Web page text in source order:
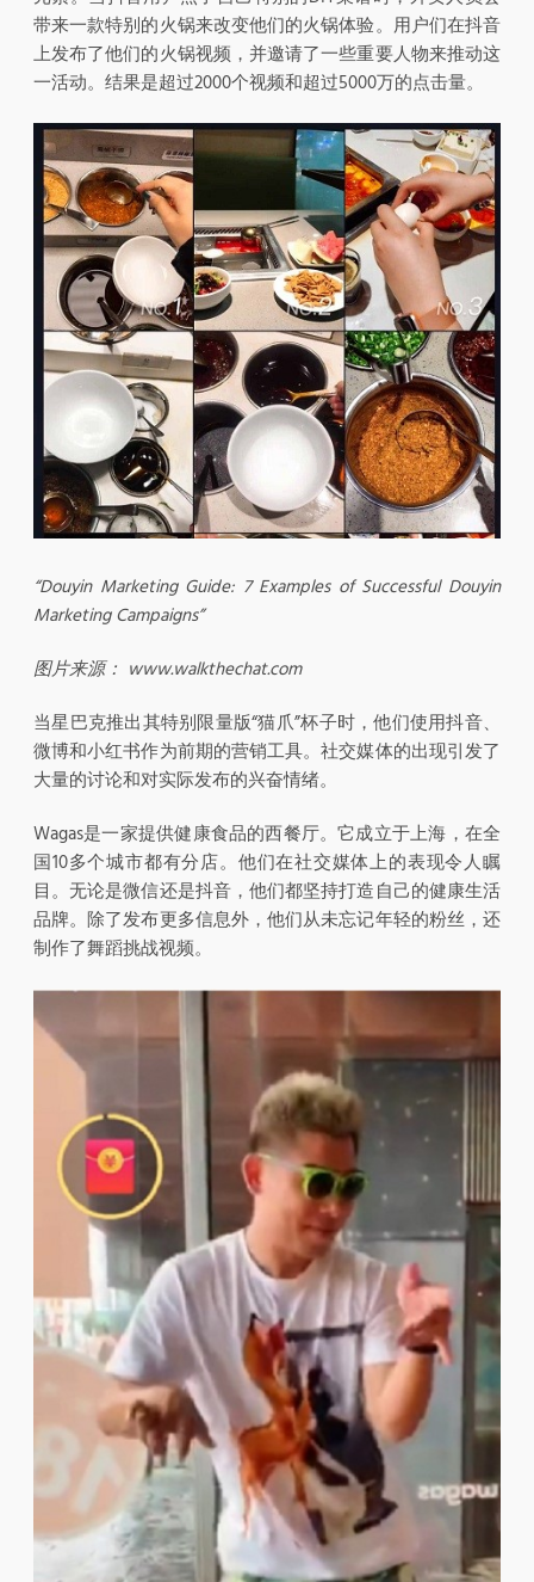
带来一款特别的火锅来改变他们的火锅体验。用户们在抖音
上发布了他们的火锅视频，并邀请了一些重要人物来推动这
一活动。结果是超过2000个视频和超过5000万的点击量。
“Douyin Marketing Guide: 7 Examples of Successful Douyin
Marketing Campaigns”
图片来源： www.walkthechat.com
当星巴克推出其特别限量版“猫爪”杯子时，他们使用抖音、
微博和小红书作为前期的营销工具。社交媒体的出现引发了
大量的讨论和对实际发布的兴奋情绪。
Wagas是一家提供健康食品的西餐厅。它成立于上海，在全
国10多个城市都有分店。他们在社交媒体上的表现令人瞩
目。无论是微信还是抖音，他们都坚持打造自己的健康生活
品牌。除了发布更多信息外，他们从未忘记年轻的粉丝，还
制作了舞蹈挑战视频。